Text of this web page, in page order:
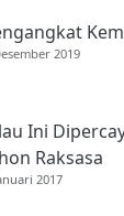
2019
Ini
Raksasa
2017